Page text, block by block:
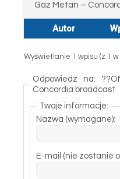
Gaz Metan –
Autor
Wyświetlanie 1 wpisu (z 1
Odpowiedz na:
Concordia broadcast
Twoje informacje:
Nazwa (wymagane):
E-mail (nie zostanie